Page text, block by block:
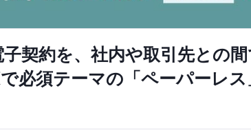
子契約を、社内や取引先との
必須テーマの「ペーパーレ